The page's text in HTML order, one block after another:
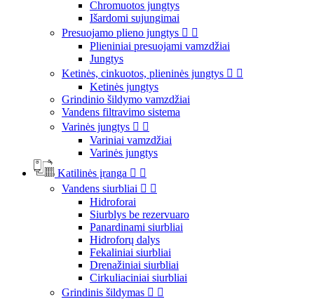
Chromuotos jungtys
Išardomi sujungimai
Presuojamo plieno jungtys  
Plieniniai presuojami vamzdžiai
Jungtys
Ketinės, cinkuotos, plieninės jungtys  
Ketinės jungtys
Grindinio šildymo vamzdžiai
Vandens filtravimo sistema
Varinės jungtys  
Variniai vamzdžiai
Varinės jungtys
Katilinės įranga  
Vandens siurbliai  
Hidroforai
Siurblys be rezervuaro
Panardinami siurbliai
Hidroforų dalys
Fekaliniai siurbliai
Drenažiniai siurbliai
Cirkuliaciniai siurbliai
Grindinis šildymas  